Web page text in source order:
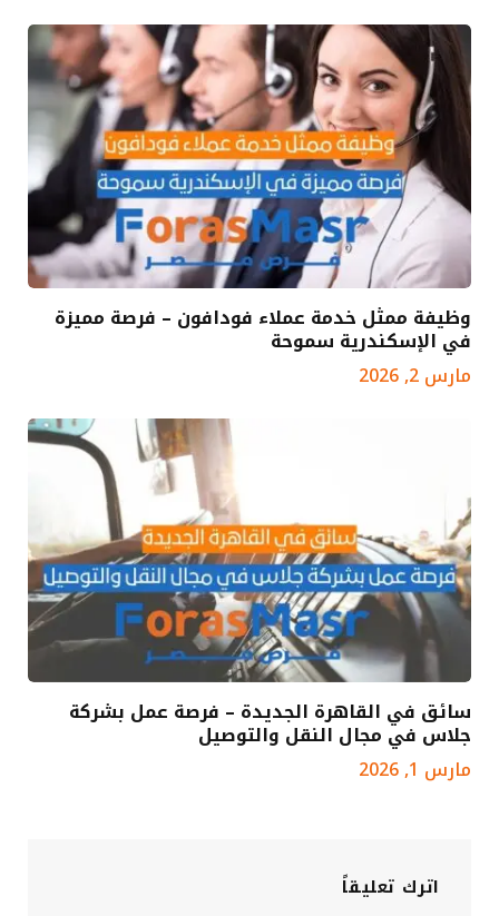
وظيفة ممثل خدمة عملاء فودافون – فرصة مميزة
في الإسكندرية سموحة
مارس 2, 2026
سائق في القاهرة الجديدة – فرصة عمل بشركة
جلاس في مجال النقل والتوصيل
مارس 1, 2026
اترك تعليقاً